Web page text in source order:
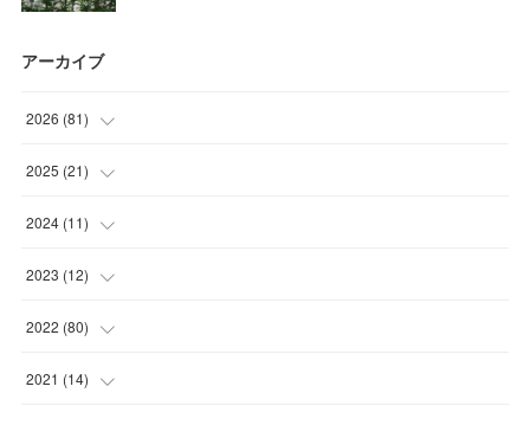
アーカイブ
2026 (81)
(12 )
(30 )
(23
(10
2025 (21)
(2
(9
(7
(3
2024 (11)
(1
(5
(5
2023 (12)
(5
(7
2022 (80)
(17 )
2021 (14)